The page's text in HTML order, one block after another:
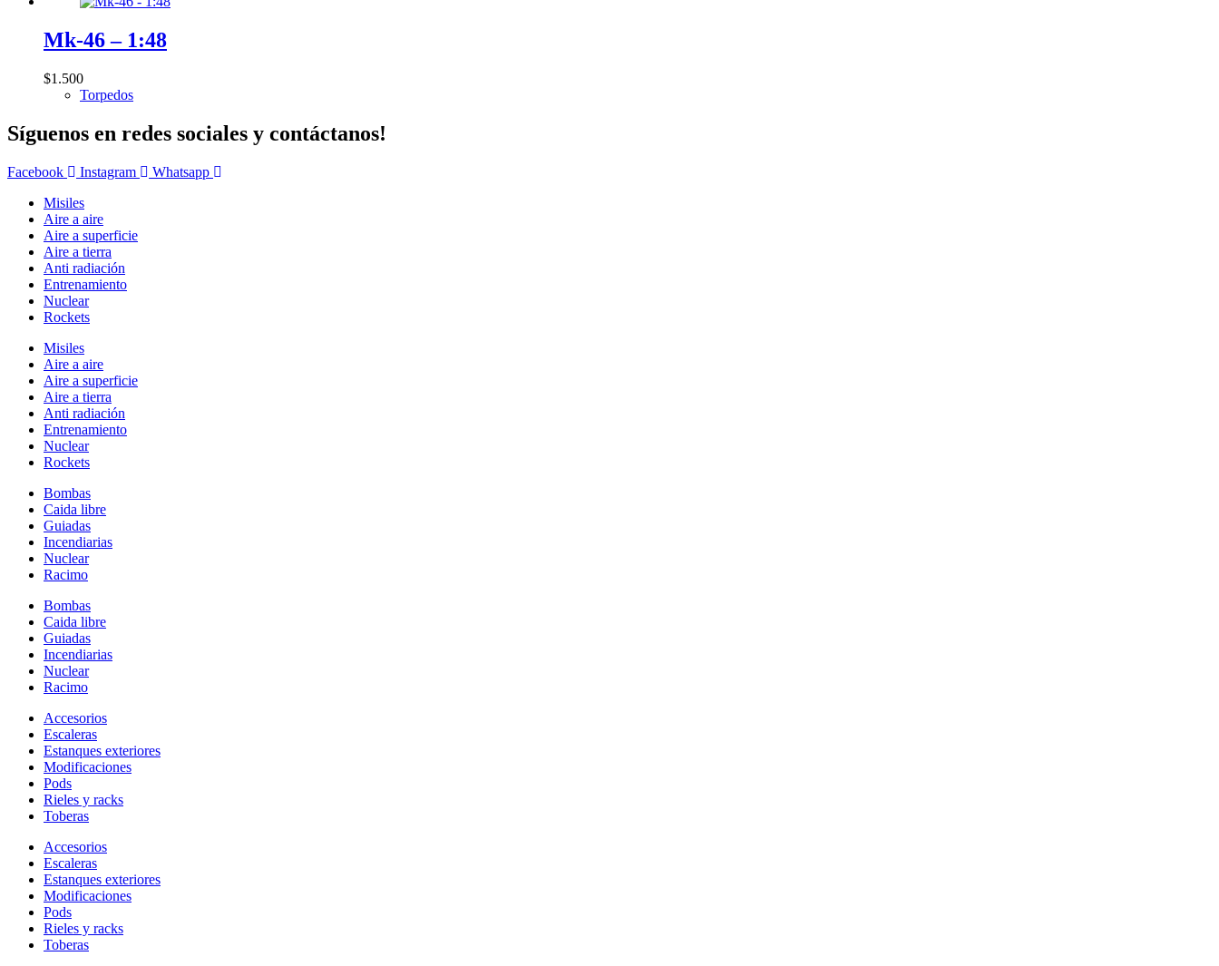
Mk-46 – 1:48
$1.500
Torpedos
Síguenos en redes sociales y contáctanos!
Facebook Instagram
Whatsapp
Misiles
Aire a aire
Aire a superficie
Aire a tierra
Anti radiación
Entrenamiento
Nuclear
Rockets
Misiles
Aire a aire
Aire a superficie
Aire a tierra
Anti radiación
Entrenamiento
Nuclear
Rockets
Bombas
Caida libre
Guiadas
Incendiarias
Nuclear
Racimo
Bombas
Caida libre
Guiadas
Incendiarias
Nuclear
Racimo
Accesorios
Escaleras
Estanques exteriores
Modificaciones
Pods
Rieles y racks
Toberas
Accesorios
Escaleras
Estanques exteriores
Modificaciones
Pods
Rieles y racks
Toberas